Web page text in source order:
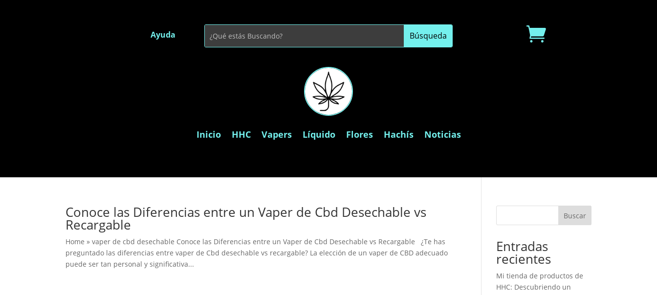
Ayuda 
Inicio HHC Vapers Líquido Flores Hachís Noticias
Conoce las Diferencias entre un Vaper de Cbd Desechable vs
Recargable
Home » vaper de cbd desechable Conoce las Diferencias entre un Vaper de Cbd Desechable vs Recargable ¿Te has
preguntado las diferencias entre vaper de Cbd desechable vs recargable? La elección de un vaper de CBD adecuado
puede ser tan personal y significativa...
Buscar
Entradas
recientes
Mi tienda de productos de
HHC: Descubriendo un